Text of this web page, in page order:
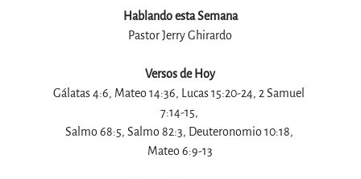
Hablando esta Semana
Pastor Jerry Ghirardo
Versos de Hoy
Gálatas 4:6, Mateo 14:36, Lucas 15:20-24, 2 Samuel
7:14-15,
Salmo 68:5, Salmo 82:3, Deuteronomio 10:18,
Mateo 6:9-13